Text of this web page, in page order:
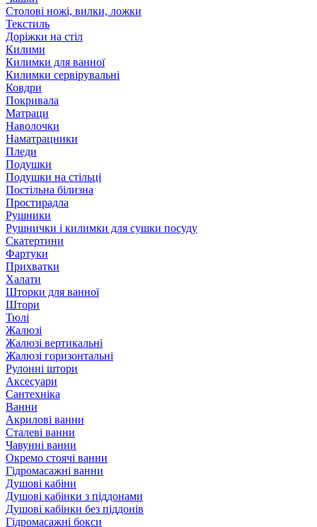
Столові ножі, вилки, ложки
Текстиль
Доріжки на стіл
Килими
Килимки для ванної
Килимки сервірувальні
Ковдри
Покривала
Матраци
Наволочки
Наматрацники
Пледи
Подушки
Подушки на стільці
Постільна білизна
Простирадла
Рушники
Рушнички і килимки для сушки посуду
Скатертини
Фартуки
Прихватки
Халати
Шторки для ванної
Штори
Тюлі
Жалюзі
Жалюзі вертикальні
Жалюзі горизонтальні
Рулонні штори
Аксесуари
Сантехніка
Ванни
Акрилові ванни
Сталеві ванни
Чавунні ванни
Окремо стоячі ванни
Гідромасажні ванни
Душові кабіни
Душові кабінки з піддонами
Душові кабінки без піддонів
Гідромасажні бокси